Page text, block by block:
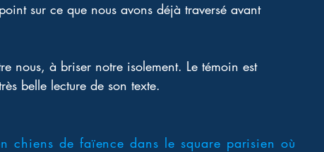
sur ce que nous avons déjà traversé avant
nous, à briser notre isolement. Le témoin est
belle lecture de son texte.
chiens de faïence dans le square parisien où